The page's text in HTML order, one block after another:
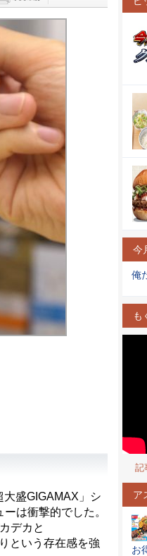
盛GIGAMAX」シ
ーは衝撃的でした。
デカと
という存在感を強
今
俺
も
記
ア
お